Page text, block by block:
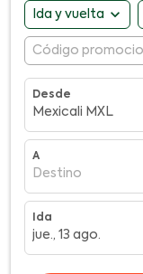
Ida y vuelta expand_more
Código
Desde
Mexicali MXL
A
Destino
Ida
fc-booking-
jue., 13 ago.